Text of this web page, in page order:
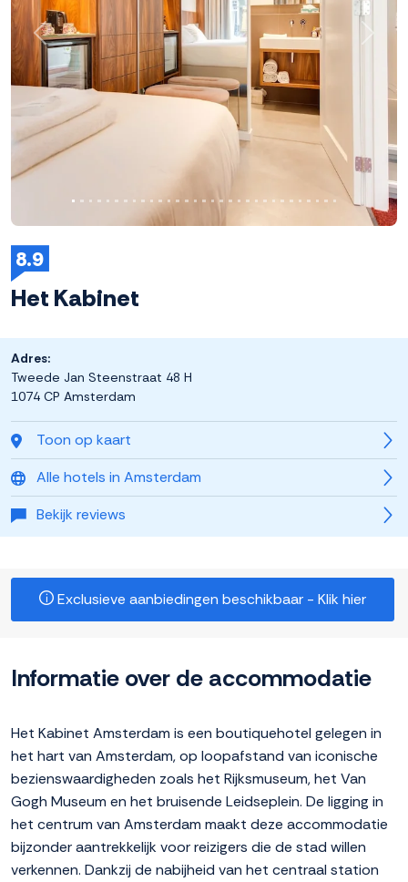
8.9
Het Kabinet
Toon op kaart
Alle hotels in Amsterdam
Bekijk reviews
Adres:
Tweede Jan Steenstraat 48 H
1074 CP Amsterdam
Exclusieve aanbiedingen beschikbaar - Klik hier
Informatie over de accommodatie
Het Kabinet Amsterdam is een boutiquehotel gelegen in
het hart van Amsterdam, op loopafstand van iconische
bezienswaardigheden zoals het Rijksmuseum, het Van
Gogh Museum en het bruisende Leidseplein. De ligging in
het centrum van Amsterdam maakt deze accommodatie
bijzonder aantrekkelijk voor reizigers die de stad willen
verkennen. Dankzij de nabijheid van het centraal station